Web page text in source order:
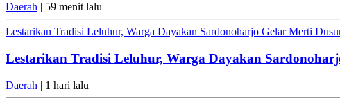
Daerah | 59 menit lalu
Lestarikan Tradisi Leluhur, Warga Dayakan Sardonoharjo Gelar Merti
Lestarikan Tradisi Leluhur, Warga Dayakan
Daerah | 1 hari lalu